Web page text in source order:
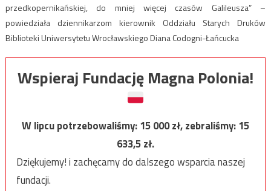
przedkopernikańskiej, do mniej więcej czasów Galileusza” –
powiedziała dziennikarzom kierownik Oddziału Starych Druków
Biblioteki Uniwersytetu Wrocławskiego Diana Codogni-Łańcucka
Wspieraj Fundację Magna Polonia!
W lipcu potrzebowaliśmy:15 000zł, zebraliśmy:15
633,5zł.
Dziękujemy! i zachęcamy do dalszego wsparcia naszej
fundacji.